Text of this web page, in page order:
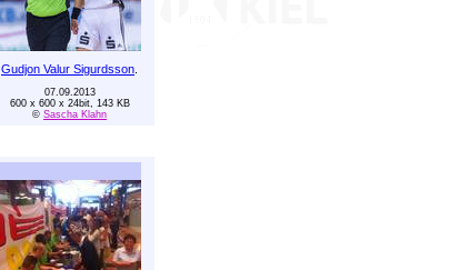
Gudjon Valur Sigurdsson
07.09.2013
600 x 600 x 24bit, 143 KB
© Sascha Klahn